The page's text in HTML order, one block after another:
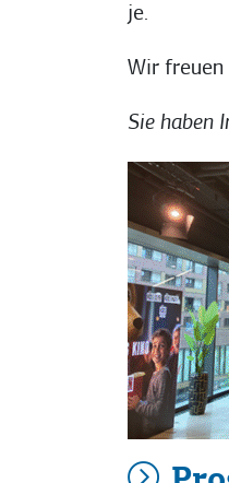
je.
Wir freuen
Sie haben